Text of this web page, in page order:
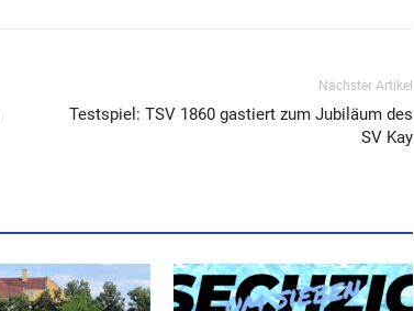
Nächster Artikel
Testspiel: TSV 1860 gastiert zum Jubiläum des
SV Kay